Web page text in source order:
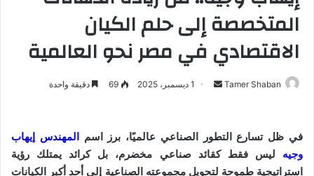
المتخصصة إلى حلم الكيان
الاقتصادي في مصر نحو العالمية
Tamer Shaban
ل
ب
ر
1 ديسمبر، 2025 69 دقيقة واحدة
في ظل تسارع التطور الصناعي عالميًا، برز اسمالمهندس إيهاب
وجيه ليس فقط كقائد صناعي مخضرم، بل كرائد يمتلك رؤية
استراتيجية طموحة لتحويل مجموعته الصناعية إلى أحد أكبر الكيانات